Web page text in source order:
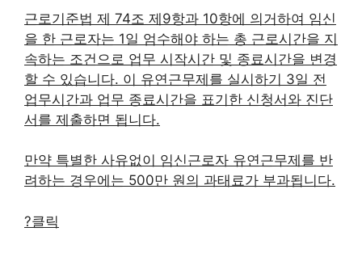
근로기준법 제 74조 제9항과 10항에 의거하여 임신
을 한 근로자는 1일 엄수해야 하는 총 근로시간을 지
속하는 조건으로 업무 시작시간 및 종료시간을 변경
할 수 있습니다. 이 유연근무제를 실시하기 3일 전
업무시간과 업무 종료시간을 표기한 신청서와 진단
서를 제출하면 됩니다.
만약 특별한 사유없이 임신근로자 유연근무제를 반
려하는 경우에는 500만 원의 과태료가 부과됩니다.
?클릭